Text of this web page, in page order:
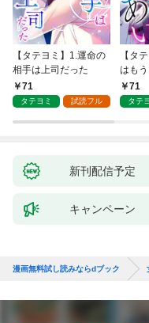
【タテヨミ】1.運命の
相手は上司だった
71
タテヨミ 試読フル
【タ
はも
71
タテ
新刊配信予定
キャンペーン
漫画無料試し読みならdブック